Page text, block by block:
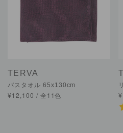
TERVA
バスタオル 65x130cm
¥12,100 / 全11色